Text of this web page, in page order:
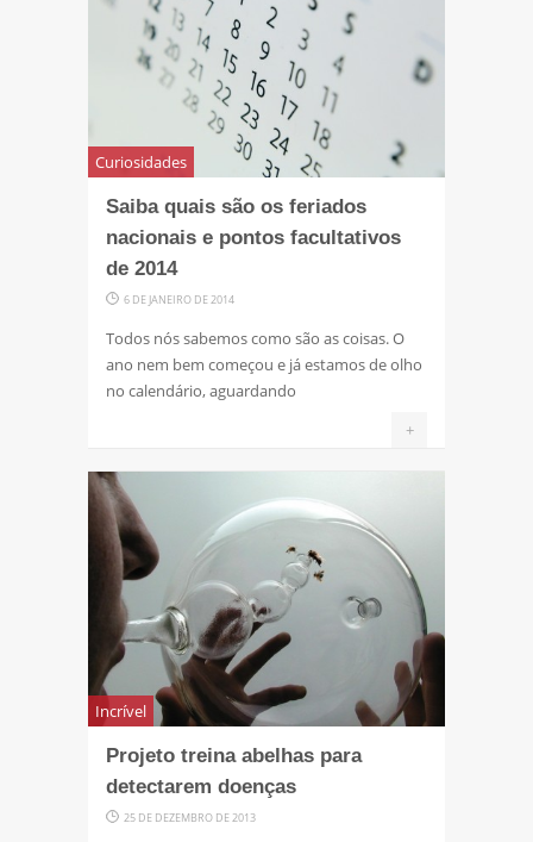
Curiosidades
Saiba quais são os feriados
nacionais e pontos facultativos
de 2014
6 DE JANEIRO DE 2014
Todos nós sabemos como são as coisas. O
ano nem bem começou e já estamos de olho
no calendário, aguardando
+
Incrível
Projeto treina abelhas para
detectarem doenças
25 DE DEZEMBRO DE 2013